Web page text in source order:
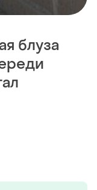
блуза